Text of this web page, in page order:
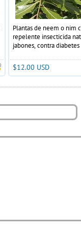
Plantas de neem o nim
repelente insecticida
jabones, contra diabetes
$12.00 USD